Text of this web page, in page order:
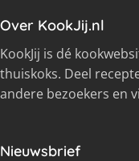
Over KookJij.nl
KookJij is dé
thuiskoks. Deel
andere bezoekers en
Nieuwsbrief